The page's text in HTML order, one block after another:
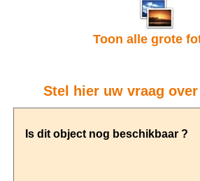
Toon alle grote
Stel hier uw vraag